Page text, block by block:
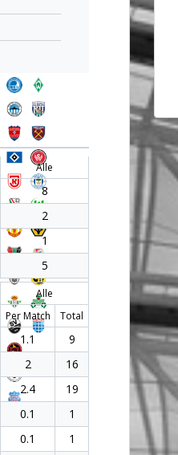
Alle
8
2
1
5
Alle
Per Match Total
1.1
9
2
16
2.4
19
0.1
1
0.1
1